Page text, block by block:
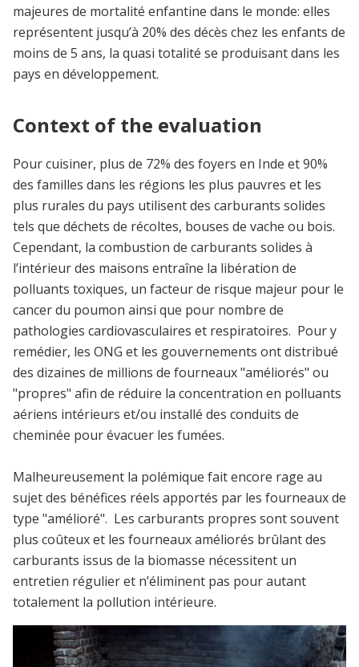
majeures de mortalité enfantine dans le monde: elles
représentent jusqu’à 20% des décès chez les enfants de
moins de 5 ans, la quasi totalité se produisant dans les
pays en développement.
Context of the evaluation
Pour cuisiner, plus de 72% des foyers en Inde et 90%
des familles dans les régions les plus pauvres et les
plus rurales du pays utilisent des carburants solides
tels que déchets de récoltes, bouses de vache ou bois.
Cependant, la combustion de carburants solides à
l’intérieur des maisons entraîne la libération de
polluants toxiques, un facteur de risque majeur pour le
cancer du poumon ainsi que pour nombre de
pathologies cardiovasculaires et respiratoires. Pour y
remédier, les ONG et les gouvernements ont distribué
des dizaines de millions de fourneaux "améliorés" ou
"propres" afin de réduire la concentration en polluants
aériens intérieurs et/ou installé des conduits de
cheminée pour évacuer les fumées.
Malheureusement la polémique fait encore rage au
sujet des bénéfices réels apportés par les fourneaux de
type "amélioré". Les carburants propres sont souvent
plus coûteux et les fourneaux améliorés brûlant des
carburants issus de la biomasse nécessitent un
entretien régulier et n’éliminent pas pour autant
totalement la pollution intérieure.